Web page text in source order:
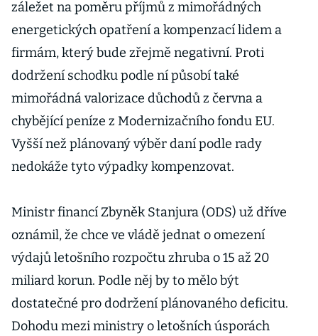
záležet na poměru příjmů z mimořádných
energetických opatření a kompenzací lidem a
firmám, který bude zřejmě negativní. Proti
dodržení schodku podle ní působí také
mimořádná valorizace důchodů z června a
chybějící peníze z Modernizačního fondu EU.
Vyšší než plánovaný výběr daní podle rady
nedokáže tyto výpadky kompenzovat.
Ministr financí Zbyněk Stanjura (ODS) už dříve
oznámil, že chce ve vládě jednat o omezení
výdajů letošního rozpočtu zhruba o 15 až 20
miliard korun. Podle něj by to mělo být
dostatečné pro dodržení plánovaného deficitu.
Dohodu mezi ministry o letošních úsporách